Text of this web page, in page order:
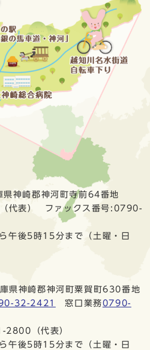
神崎郡神河町寺前64番地
（代表） ファックス番号:0790-
午後5時15分まで（土曜・日
神崎郡神河町粟賀町630番地
32-2421 窓口業務0790-
2800（代表）
午後5時15分まで（土曜・日